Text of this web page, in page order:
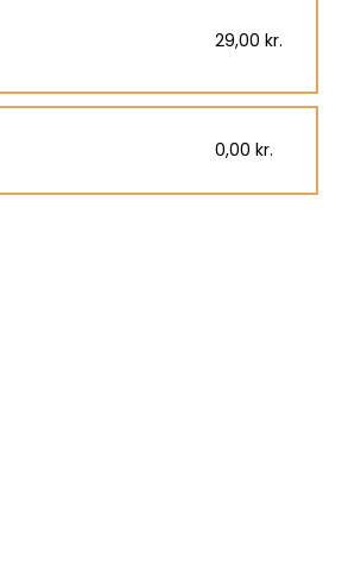
29,00 kr.
0,00 kr.